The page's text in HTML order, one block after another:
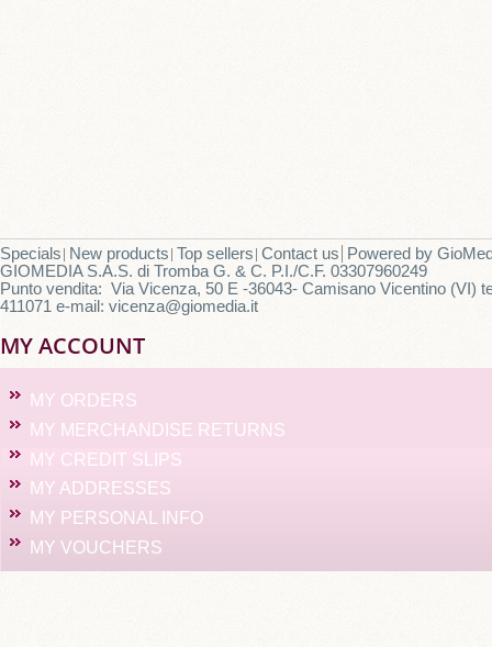
Specials New products Top sellers Contact us Powered by
GIOMEDIA S.A.S. di Tromba G. & C. P.I./C.F. 03307960249
Punto vendita: Via Vicenza, 50 E -36043- Camisano Vicentino (VI)
411071 e-mail: vicenza@giomedia.it
MY ACCOUNT
MY ORDERS
MY MERCHANDISE RETURNS
MY CREDIT SLIPS
MY ADDRESSES
MY PERSONAL INFO
MY VOUCHERS